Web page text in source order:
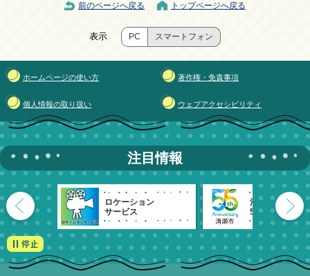
前のページへ戻る トップページへ戻る
表示 PC スマートフォン
ホームページの使い方 著作権・免責事項
個人情報の取り扱い ウェブアクセシビリティ
注目情報
ロケーション
サービス
清瀬市
55周年記念